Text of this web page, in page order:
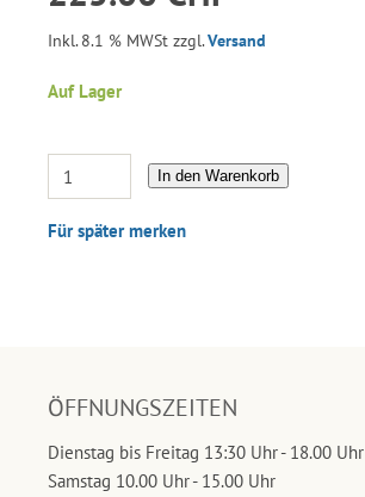
Inkl. 8.1 % MWSt zzgl.Versand
Auf Lager
In den Warenkorb
Für später merken
ÖFFNUNGSZEITEN
Dienstag bis Freitag 13:30 Uhr - 18.00 Uhr
Samstag 10.00 Uhr - 15.00 Uhr